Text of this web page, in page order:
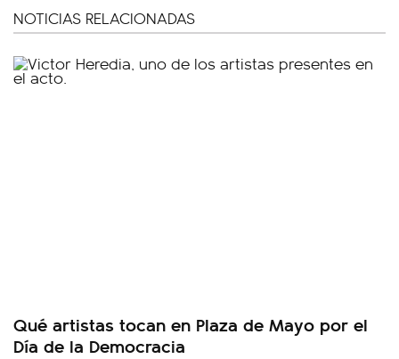
NOTICIAS RELACIONADAS
Qué artistas tocan en Plaza de Mayo por el
Día de la Democracia